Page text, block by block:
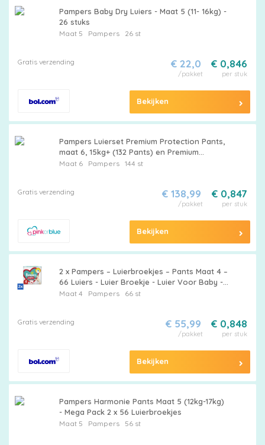
Pampers Baby Dry Luiers - Maat 5 (11- 16kg) -
26 stuks
Maat 5 Pampers26 st
Gratis verzending € 0,846
per stuk
€ 22,0
/pakket
Bekijken
Pampers Luierset Premium Protection Pants,
maat 6, 15kg+ (132 Pants) en Premium
Protection Luiers, maat 6 Extra Large , 13kg+
Maat 6 Pampers144 st
Gratis verzending € 0,847
per stuk
€ 138,99
/pakket
Bekijken
2 x Pampers – Luierbroekjes – Pants Maat 4 –
66 Luiers - Luier Broekje - Luier Voor Baby -
Luier Voor Peuters - Actieve Baby - Droge
Maat 4 Pampers66 st
Gratis verzending € 0,848
per stuk
€ 55,99
/pakket
Bekijken
Pampers Harmonie Pants Maat 5 (12kg-17kg)
- Mega Pack 2 x 56 Luierbroekjes
Maat 5 Pampers56 st